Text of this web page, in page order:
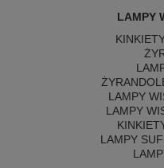
LAMPY
LAMPY
LAMPY
LAMPY